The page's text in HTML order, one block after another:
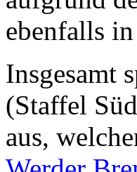
ebenfalls
Insgesamt
(Staffel
aus,